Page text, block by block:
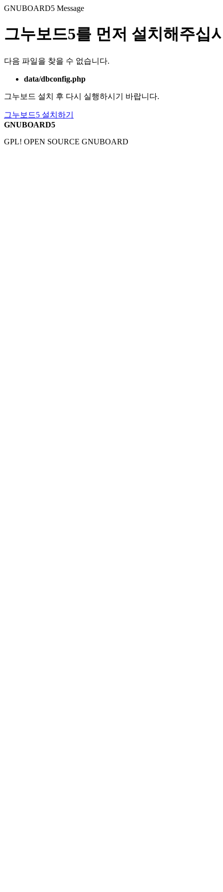
GNUBOARD5 Message
그누보드5를 먼저 설치해주십
다음 파일을 찾을 수 없습니다.
data/dbconfig.php
그누보드 설치 후 다시 실행하시기 바랍니다.
그누보드5 설치하기
GNUBOARD5
GPL! OPEN SOURCE GNUBOARD